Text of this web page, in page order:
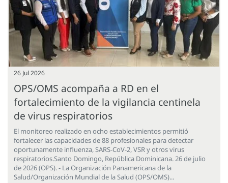
26 Jul 2026
OPS/OMS acompaña a RD en el
fortalecimiento de la vigilancia centinela
de virus respiratorios
El monitoreo realizado en ocho establecimientos permitió
fortalecer las capacidades de 88 profesionales para detectar
oportunamente influenza, SARS-CoV-2, VSR y otros virus
respiratorios.Santo Domingo, República Dominicana. 26 de julio
de 2026 (OPS). - La Organización Panamericana de la
Salud/Organización Mundial de la Salud (OPS/OMS)...